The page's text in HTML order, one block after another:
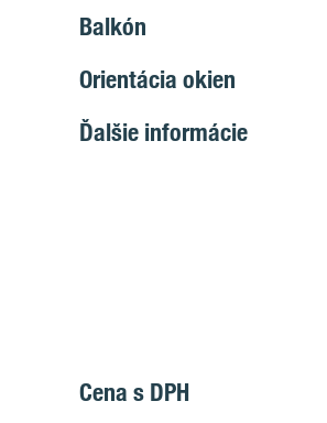
Balkón
Orientácia okien
Ďalšie informácie
Cena s DPH